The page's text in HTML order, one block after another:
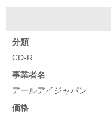
分類
CD-R
事業者名
アールアイジャパン
価格